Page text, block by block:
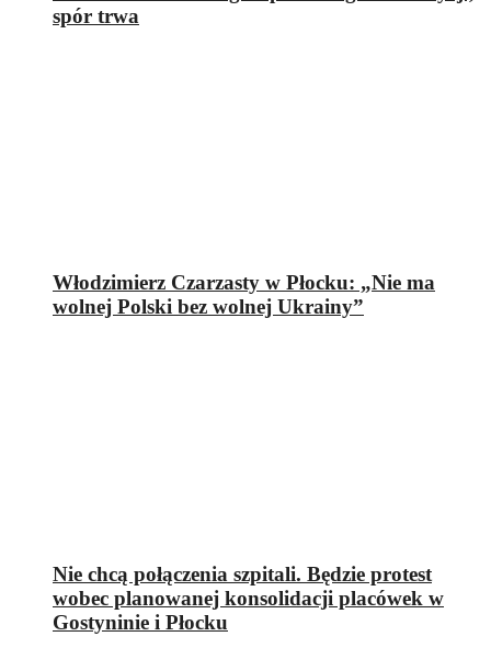
spór trwa
Włodzimierz Czarzasty w Płocku: „Nie ma
wolnej Polski bez wolnej Ukrainy”
Nie chcą połączenia szpitali. Będzie protest
wobec planowanej konsolidacji placówek w
Gostyninie i Płocku